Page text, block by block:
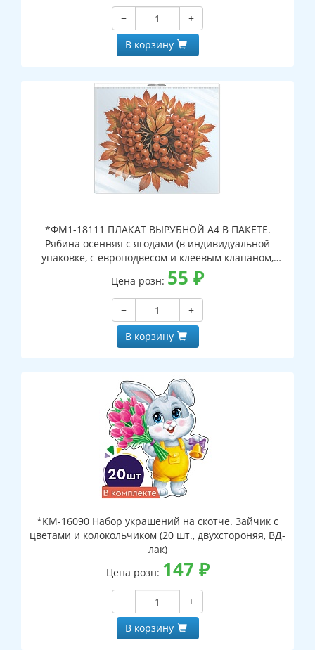
−
+
В корзину
*ФМ1-18111 ПЛАКАТ ВЫРУБНОЙ А4 В ПАКЕТЕ.
Рябина осенняя с ягодами (в индивидуальной
упаковке, с европодвесом и клеевым клапаном,
двухсторонний, ВД-лак)
Цена розн: 55 ₽
−
+
В корзину
*КМ-16090 Набор украшений на скотче. Зайчик с
цветами и колокольчиком (20 шт., двухстороняя, ВД-
лак)
Цена розн: 147 ₽
−
+
В корзину